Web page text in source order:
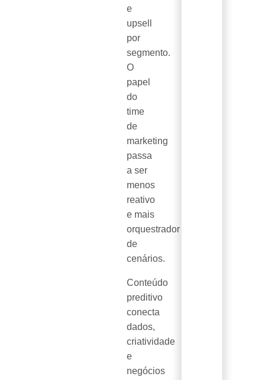
e
upsell
por
segmento.
O
papel
do
time
de
marketing
passa
a ser
menos
reativo
e mais
orquestrador
de
cenários.
Conteúdo
preditivo
conecta
dados,
criatividade
e
negócios